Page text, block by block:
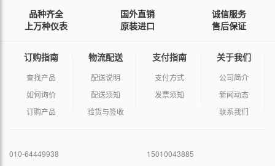
品种齐全
上万种仪表
国外直销
原装进口
诚信服务
售后保证
订购指南
查找产品
如何询价
订购产品
物流配送
配送说明
配送须知
验货与签收
支付指南
支付方式
发票须知
关于我们
公司简介
新闻动态
联系我们
010-64449938 15010043885